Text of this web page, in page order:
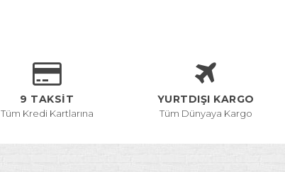
9 TAKSİT
Tüm Kredi Kartlarına
YURTDIŞI KARGO
Tüm Dünyaya Kargo